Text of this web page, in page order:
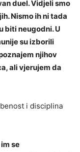
duel. Vidjeli smo
Nismo ih ni tada
biti neugodni. U
su izborili
njihov
ali vjerujem da
i disciplina
se